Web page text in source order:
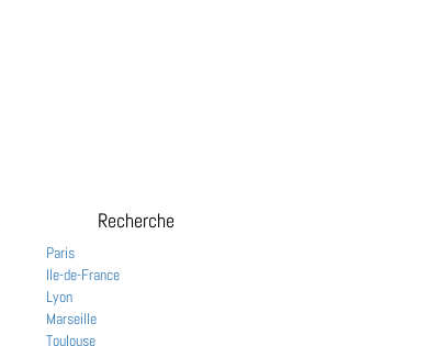
Recherche
Paris
Ile-de-France
Lyon
Marseille
Toulouse